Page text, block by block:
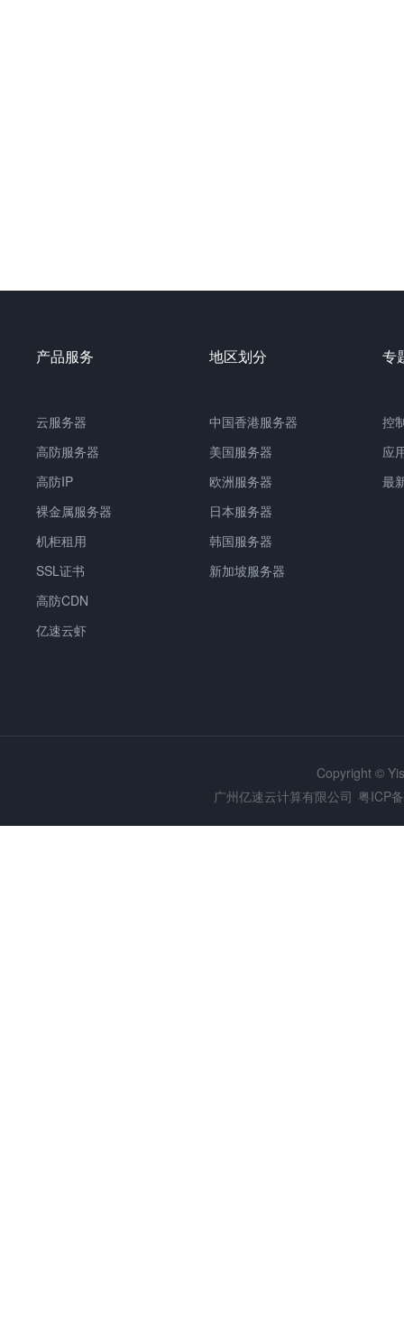
产品服务
云服务器
高防服务器
高防IP
裸金属服务器
机柜租用
SSL证书
高防CDN
亿速云虾
地区划分
中国香港服务器
美国服务器
欧洲服务器
日本服务器
韩国服务器
新加坡服务器
专
控
应
最
Copyright ©
广州亿速云计算有限公司 粤ICP